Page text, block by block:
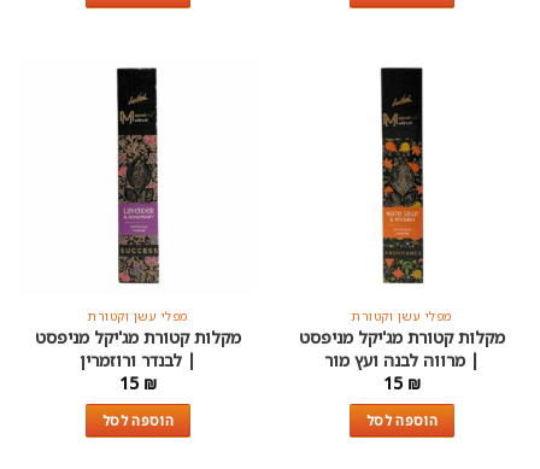
מפלי עשן וקטורת
מקלות קטורת מג'יקל מניפסט
| מרווה לבנה ועץ מור
15 ₪
הוספה לסל
מפלי עשן וקטורת
מקלות קטורת מג'יקל מניפסט
| לבנדר ורוזמרין
15 ₪
הוספה לסל